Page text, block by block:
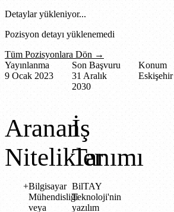
Detaylar yükleniyor...
Pozisyon detayı yüklenemedi
Tüm Pozisyonlara Dön →
Yayınlanma
9 Ocak 2023
Son Başvuru
31 Aralık
2030
Konum
Eskişehir
Aranan
Nitelikler
Bilgisayar
Mühendisliği
veya
İş
Tanımı
BilTAY
Teknoloji'nin
yazılım